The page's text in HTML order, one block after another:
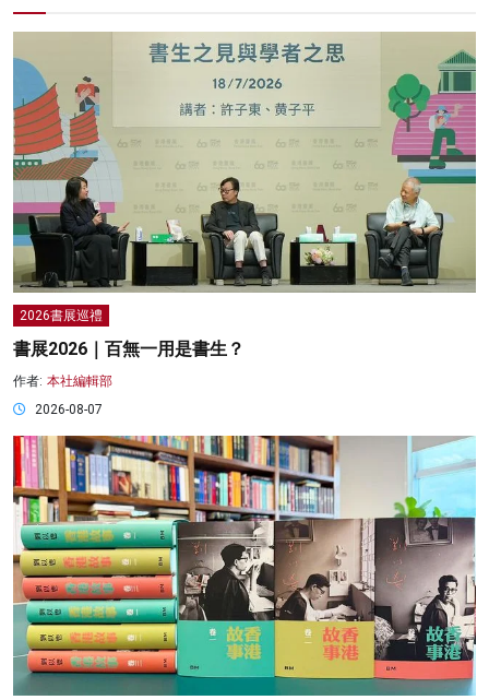
2026書展巡禮
書展2026｜百無一用是書生？
作者: 本社編輯部
2026-08-07